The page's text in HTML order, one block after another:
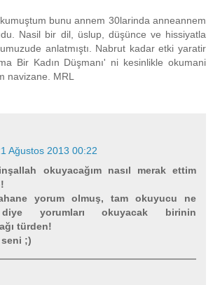
bunu annem 30larinda anneannem
Nasil bir dil, üslup, düşünce ve hissiyatla
anlatmıştı. Nabrut kadar etki yaratir
Bir Kadın Düşmanı' ni kesinlikle okumani
navizane. MRL
Ağustos 2013 00:22
okuyacağım nasıl merak ettim
yorum olmuş, tam okuyucu ne
yorumları okuyacak birinin
türden!
;)